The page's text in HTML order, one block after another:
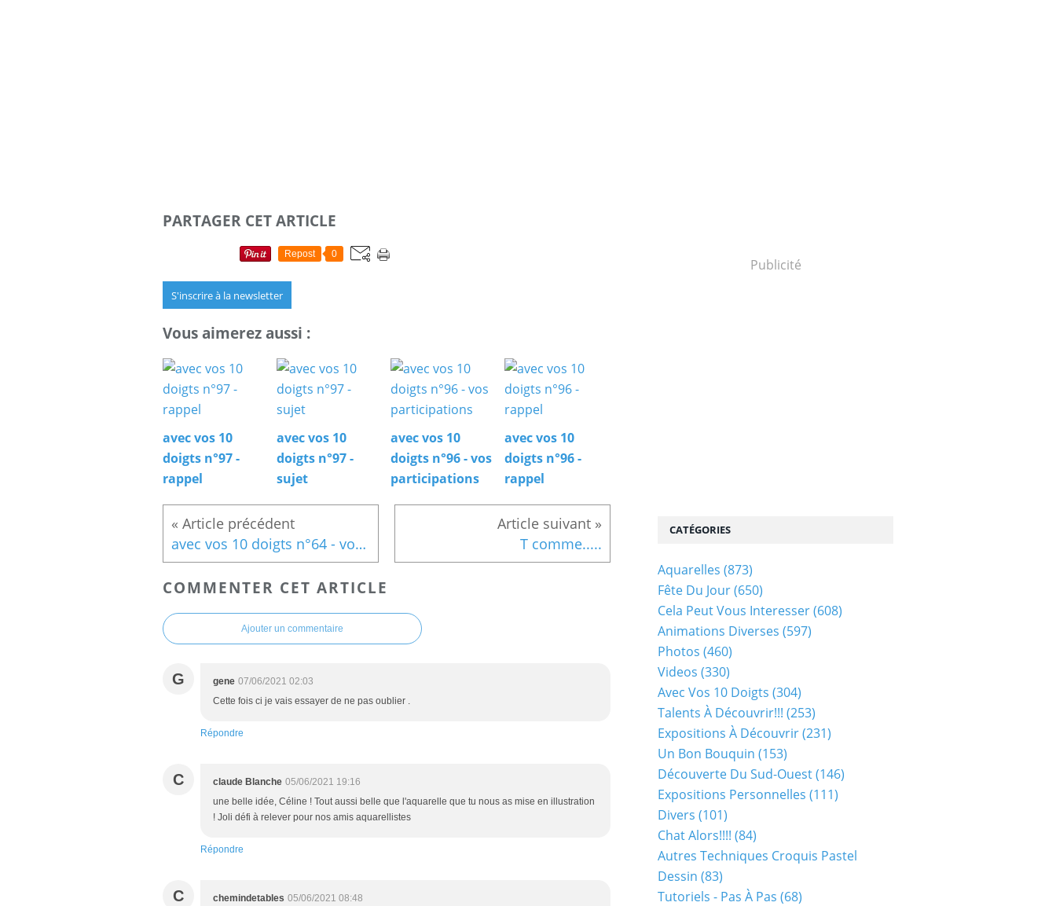
PARTAGER CET ARTICLE
Repost 0
S'inscrire à la newsletter
Vous aimerez aussi :
avec vos 10
doigts n°97 -
rappel
avec vos 10
doigts n°97 -
sujet
avec vos 10
doigts n°96 - vos
participations
avec vos 10
doigts n°96 -
rappel
avec vos 10 doigts n°64 - vos participations T comme.....
COMMENTER CET ARTICLE
Ajouter un commentaire
G gene 07/06/2021 02:03
Cette fois ci je vais essayer de ne pas oublier .
Répondre
C claude Blanche 05/06/2021 19:16
une belle idée, Céline ! Tout aussi belle que l'aquarelle que tu nous as mise en illustration
! Joli défi à relever pour nos amis aquarellistes
Répondre
C chemindetables 05/06/2021 08:48
Publicité
CATÉGORIES
Aquarelles (873)
Fête Du Jour(650)
Cela Peut Vous Interesser(608)
Animations Diverses (597)
Photos (460)
Videos (330)
Avec Vos 10 Doigts (304)
Talents À Découvrir!!! (253)
Expositions À Découvrir(231)
Un Bon Bouquin (153)
Découverte Du Sud-Ouest(146)
Expositions Personnelles (111)
Divers (101)
Chat Alors!!!! (84)
Autres Techniques Croquis Pastel
Dessin (83)
Tutoriels - Pas À Pas (68)